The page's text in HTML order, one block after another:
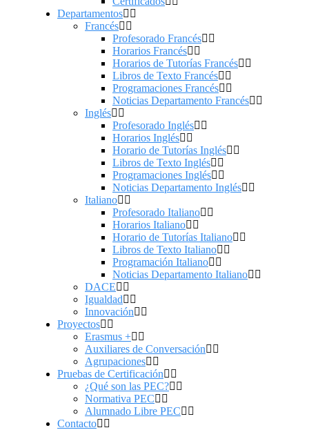
Departamentos
Francés
Profesorado Francés
Horarios Francés
Horarios de Tutorías Francés
Libros de Texto Francés
Programaciones Francés
Noticias Departamento Francés
Inglés
Profesorado Inglés
Horarios Inglés
Horario de Tutorías Inglés
Libros de Texto Inglés
Programaciones Inglés
Noticias Departamento Inglés
Italiano
Profesorado Italiano
Horarios Italiano
Horario de Tutorías Italiano
Libros de Texto Italiano
Programación Italiano
Noticias Departamento Italiano
DACE
Igualdad
Innovación
Proyectos
Erasmus +
Auxiliares de Conversación
Agrupaciones
Pruebas de Certificación
¿Qué son las PEC?
Normativa PEC
Alumnado Libre PEC
Contacto